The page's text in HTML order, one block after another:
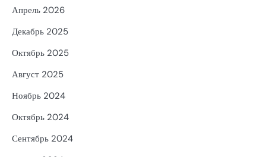
Апрель 2026
Декабрь 2025
Октябрь 2025
Август 2025
Ноябрь 2024
Октябрь 2024
Сентябрь 2024